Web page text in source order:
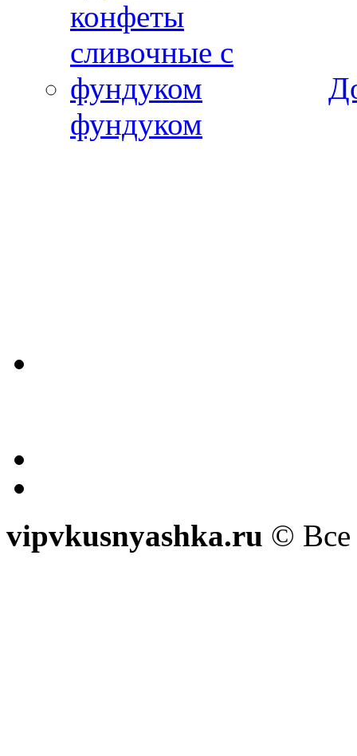
фундуком
vipvkusnyashka.ru © Все